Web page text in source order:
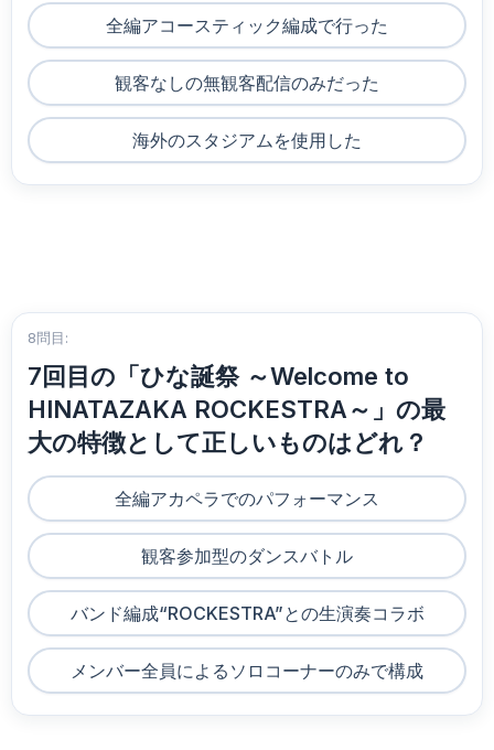
全編アコースティック編成で行った
観客なしの無観客配信のみだった
海外のスタジアムを使用した
8問目:
7回目の「ひな誕祭 ～Welcome to
HINATAZAKA ROCKESTRA～」の最
大の特徴として正しいものはどれ？
全編アカペラでのパフォーマンス
観客参加型のダンスバトル
バンド編成“ROCKESTRA”との生演奏コラボ
メンバー全員によるソロコーナーのみで構成